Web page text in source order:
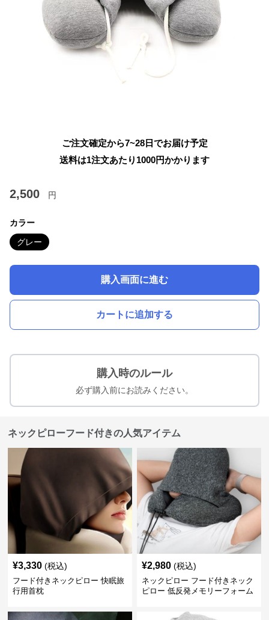
ご注文確定から7~28日でお届け予定
送料は1注文あたり 1000円かかります
2,500 円
カラー
グレー
購入画面に進む
カートに追加する
購入時のルール
必ず購入前にお読みください。
ネックピローフード付きの人気アイテム
¥3,330 (税込)
フード付きネックピロー 快眠旅
行用首枕
¥2,980 (税込)
ネックピロー フード付きネック
ピロー 低反発メモリーフォーム